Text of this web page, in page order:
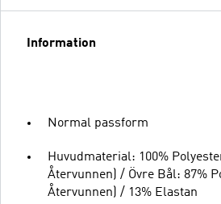
Information
Normal passform
Huvudmaterial: 100%
Återvunnen) / Övre Bål: 87%
Återvunnen) / 13% Elastan